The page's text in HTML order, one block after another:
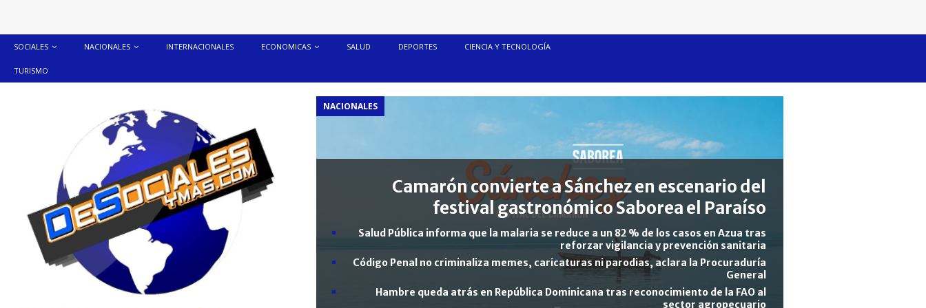
SOCIALES NACIONALES INTERNACIONALES ECONOMICAS SALUD DEPORTES CIENCIA Y TECNOLOGÍA
TURISMO
NACIONALES
Camarón convierte a Sánchez en escenario del
festival gastronómico Saborea el Paraíso
Salud Pública informa que la malaria se reduce a un 82 % de los casos en Azua tras
reforzar vigilancia y prevención sanitaria
Código Penal no criminaliza memes, caricaturas ni parodias, aclara la Procuraduría
General
Hambre queda atrás en República Dominicana tras reconocimiento de la FAO al
sector agropecuario